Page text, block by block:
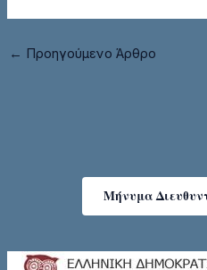
Μήνυμα
← Προηγούμενο Άρθρο